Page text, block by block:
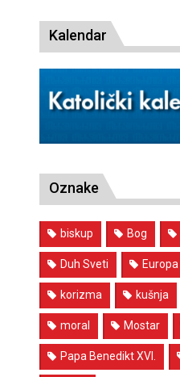
Kalendar
Oznake
biskup Bog
Duh Sveti Europa
korizma kušnja
moral Mostar
Papa Benedikt XVI.